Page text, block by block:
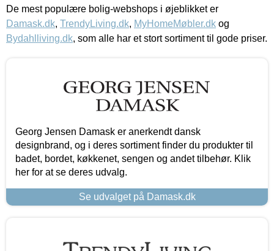
De mest populære bolig-webshops i øjeblikket er
Damask.dk, TrendyLiving.dk, MyHomeMøbler.dk og
Bydahlliving.dk, som alle har et stort sortiment til gode priser.
Georg Jensen Damask er anerkendt dansk
designbrand, og i deres sortiment finder du produkter til
badet, bordet, køkkenet, sengen og andet tilbehør. Klik
her for at se deres udvalg.
Se udvalget på Damask.dk